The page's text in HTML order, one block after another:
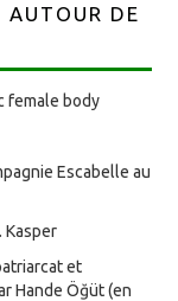
AUTOUR DE
female body
Escabelle au
Kasper
et
Hande Öğüt (en